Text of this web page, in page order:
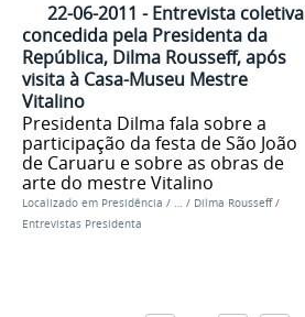
22-06-2011 - Entrevista coletiva
concedida pela Presidenta da
República, Dilma Rousseff, após
visita à Casa-Museu Mestre
Vitalino
Presidenta Dilma fala sobre a
participação da festa de São João
de Caruaru e sobre as obras de
arte do mestre Vitalino
Localizado em Presidência / … / Dilma Rousseff /
Entrevistas Presidenta